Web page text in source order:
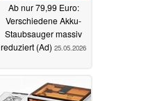
Ab nur 79,99 Euro:
Verschiedene Akku-
Staubsauger massiv
reduziert (Ad) 25.05.2026